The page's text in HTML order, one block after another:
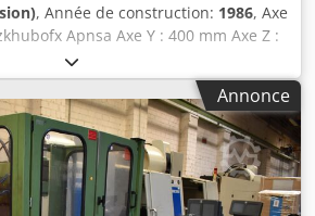
, Année de construction: 1986, Axe
Apnsa Axe Y : 400 mm Axe Z :
outil : SK 40 Puissance du moteur :
numérique Heidenhain à 3
outils Comprend : étau de
table pivotante Comprend : tête de
Annonce